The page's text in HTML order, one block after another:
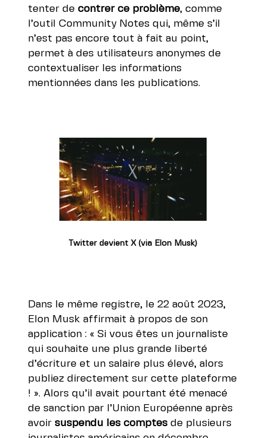
tenter de contrer ce problème, comme
l’outil Community Notes qui, même s’il
n’est pas encore tout à fait au point,
permet à des utilisateurs anonymes de
contextualiser les informations
mentionnées dans les publications.
Twitter devient X (via Elon Musk)
Dans le même registre, le 22 août 2023,
Elon Musk affirmait à propos de son
application : « Si vous êtes un journaliste
qui souhaite une plus grande liberté
d’écriture et un salaire plus élevé, alors
publiez directement sur cette plateforme
! ». Alors qu’il avait pourtant été menacé
de sanction par l’Union Européenne après
avoir suspendu les comptesde plusieurs